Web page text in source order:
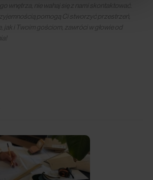
wnętrza, nie wahaj się z nami skontaktować.
pomogą Ci stworzyć przestrzeń,
jak i Twoim gościom, zawróci w głowie od